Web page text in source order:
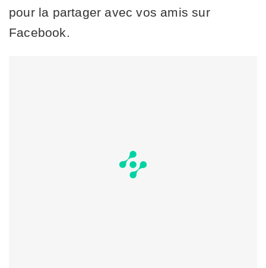
pour la partager avec vos amis sur
Facebook.